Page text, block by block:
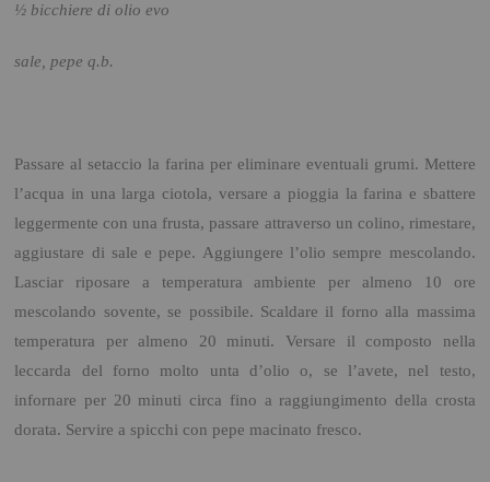
½ bicchiere di olio evo
sale, pepe q.b.
Passare al setaccio la farina per eliminare eventuali grumi. Mettere
l’acqua in una larga ciotola, versare a pioggia la farina e sbattere
leggermente con una frusta, passare attraverso un colino, rimestare,
aggiustare di sale e pepe. Aggiungere l’olio sempre mescolando.
Lasciar riposare a temperatura ambiente per almeno 10 ore
mescolando sovente, se possibile. Scaldare il forno alla massima
temperatura per almeno 20 minuti. Versare il composto nella
leccarda del forno molto unta d’olio o, se l’avete, nel testo,
infornare per 20 minuti circa fino a raggiungimento della crosta
dorata. Servire a spicchi con pepe macinato fresco.